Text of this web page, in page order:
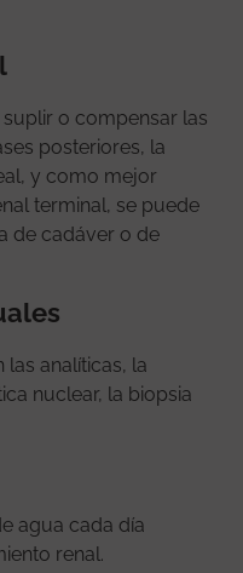
o compensar las
posteriores, la
y como mejor
terminal, se puede
de cadáver o de
las analíticas, la
nuclear, la biopsia
agua cada día
renal.